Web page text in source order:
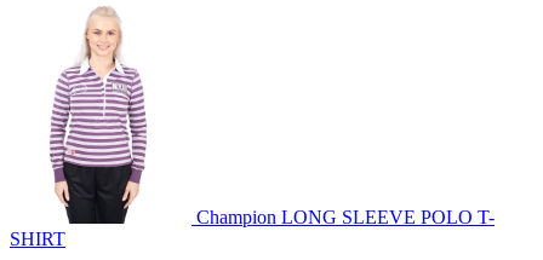
Champion LONG SLEEVE POLO T-
SHIRT